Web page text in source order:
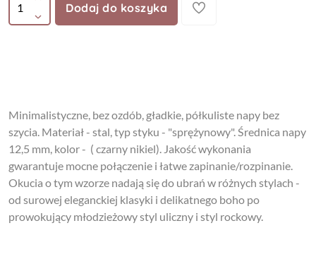
Dodaj do koszyka
Minimalistyczne, bez ozdób, gładkie, półkuliste napy bez
szycia. Materiał - stal, typ styku - "sprężynowy". Średnica napy
12,5 mm, kolor - ( czarny nikiel). Jakość wykonania
gwarantuje mocne połączenie i łatwe zapinanie/rozpinanie.
Okucia o tym wzorze nadają się do ubrań w różnych stylach -
od surowej eleganckiej klasyki i delikatnego boho po
prowokujący młodzieżowy styl uliczny i styl rockowy.